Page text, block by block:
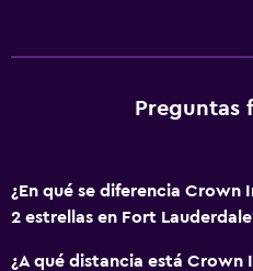
Secador de pelo
Baño privado
Preguntas
¿En qué se diferencia Crown
2 estrellas en Fort
¿A qué distancia está Crown